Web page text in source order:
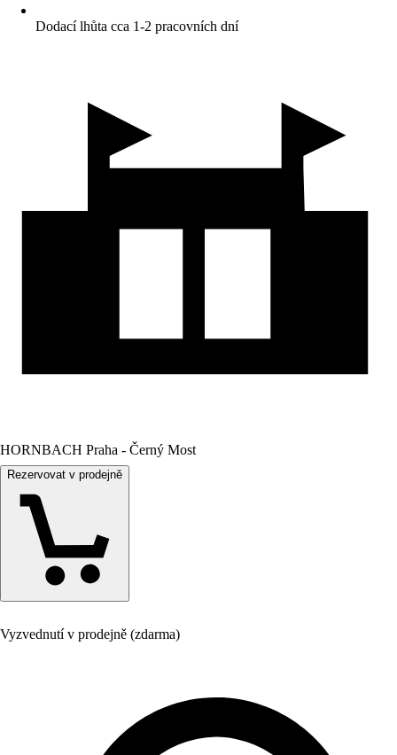
Dodací lhůta cca 1-2 pracovních dní
HORNBACH Praha - Černý Most
Rezervovat v prodejně
Vyzvednutí v prodejně (zdarma)